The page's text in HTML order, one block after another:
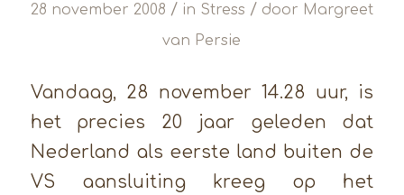
28 november 2008 / in Stress / door Margreet
van Persie
Vandaag, 28 november 14.28 uur, is
het precies 20 jaar geleden dat
Nederland als eerste land buiten de
VS aansluiting kreeg op het